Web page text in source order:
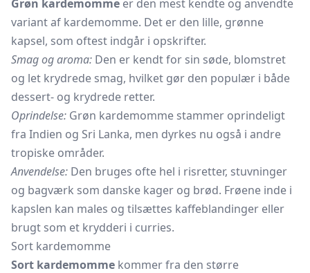
Grøn kardemomme er den mest kendte og anvendte
variant af kardemomme. Det er den lille, grønne
kapsel, som oftest indgår i opskrifter.
Smag og aroma: Den er kendt for sin søde, blomstret
og let krydrede smag, hvilket gør den populær i både
dessert- og krydrede retter.
Oprindelse: Grøn kardemomme stammer oprindeligt
fra Indien og Sri Lanka, men dyrkes nu også i andre
tropiske områder.
Anvendelse: Den bruges ofte hel i risretter, stuvninger
og bagværk som danske kager og brød. Frøene inde i
kapslen kan males og tilsættes kaffeblandinger eller
brugt som et krydderi i curries.
Sort kardemomme
Sort kardemomme kommer fra den større